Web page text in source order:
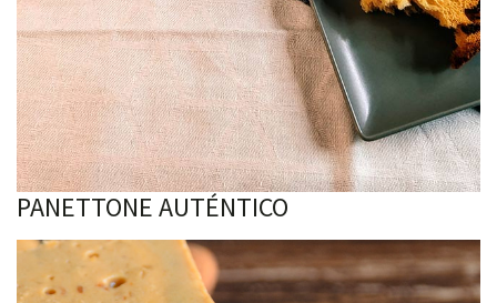
PANETTONE AUTÉNTICO